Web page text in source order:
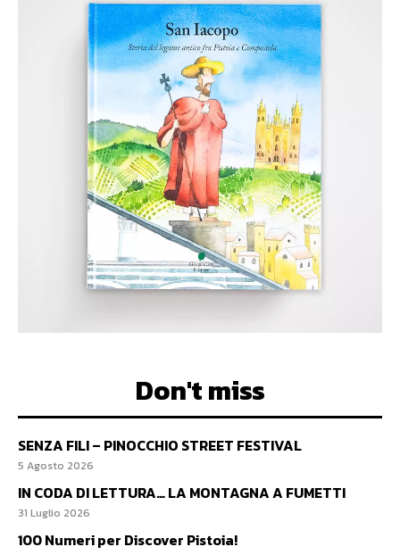
Don't miss
SENZA FILI – PINOCCHIO STREET FESTIVAL
5 Agosto 2026
IN CODA DI LETTURA… LA MONTAGNA A FUMETTI
31 Luglio 2026
100 Numeri per Discover Pistoia!